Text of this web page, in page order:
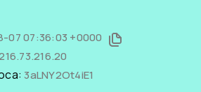
07 07:36:03 +0000
3aLNY2Ot4iE1